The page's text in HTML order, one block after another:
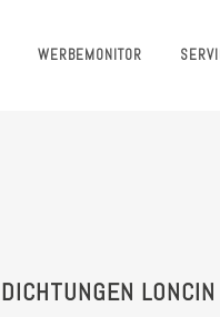
WERBEMONITOR
DICHTUNGEN